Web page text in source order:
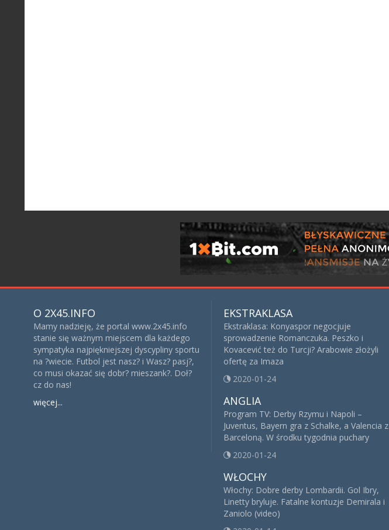
O 2X45.INFO
Mamy nadzieję, że portal www.2x45.info
stanie się ważnym miejscem dla każdego
sympatyka najpiękniejszej dyscypliny sportu
na ?wiecie. Futbol jest nasz? i Wasz? pasj?,
co musi okazać się dobr? mieszank?. Doł?
cz do nas!
więcej...
EKSTRAKLASA
Ekstraklasa: Konyaspor negocjuje
sprowadzenie Romanczuka. Peszko i
Kovacević też do Turcji? Arabowie złożyli
ofertę za Imaza
2020-01-24
ANGLIA
Program TV: Derby Rzymu i Napoli –
Juventus, Bayern gra z Schalke, a Valencia z
Barceloną. W środku tygodnia puchary
2020-01-24
WŁOCHY
Włochy: Dobre derby Lombardii. Gol Ibry,
Linetty bryluje. Fatalne kontuzje Demirala i
Zaniolo (video)